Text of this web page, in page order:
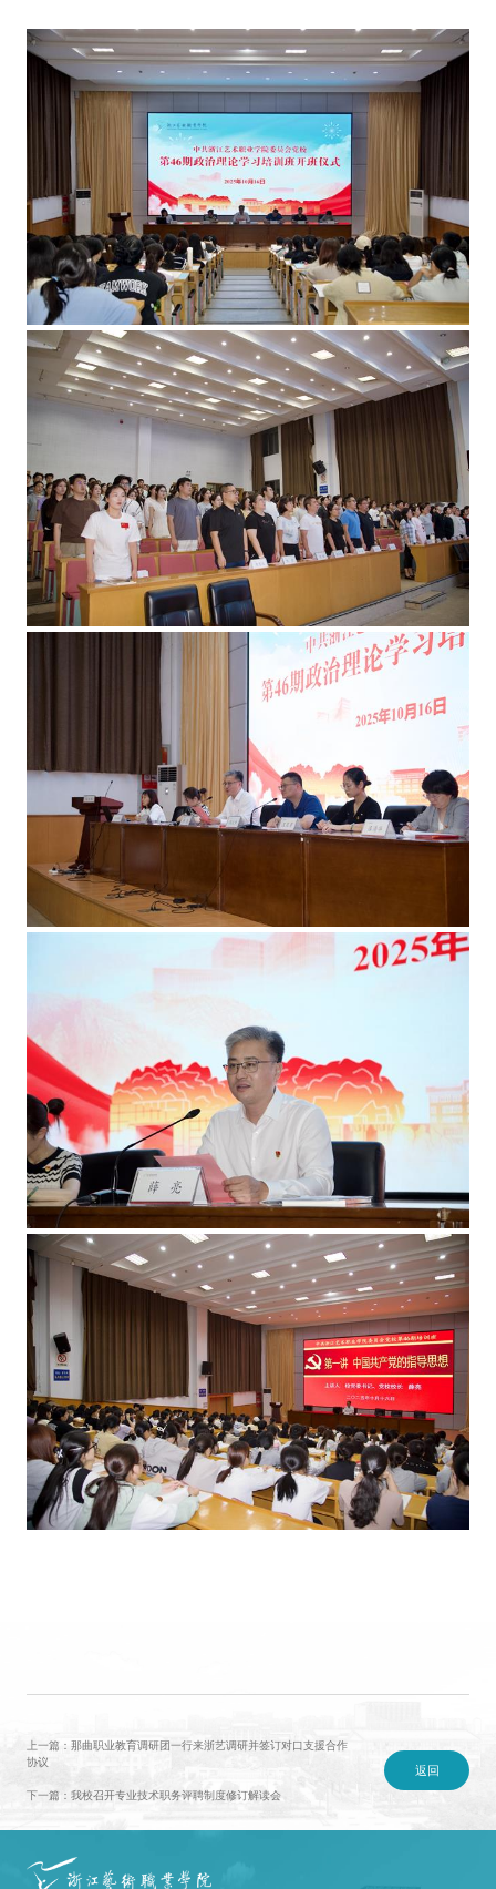
上一篇：那曲职业教育调研团一行来浙艺调研并签订对口支援合作
协议
下一篇：我校召开专业技术职务评聘制度修订解读会
返回